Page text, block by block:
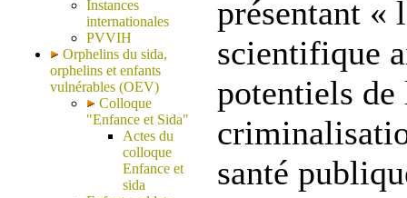
Instances
internationales
PVVIH
Orphelins du sida,
orphelins et enfants
vulnérables (OEV)
Colloque
"Enfance et Sida"
Actes du
colloque
Enfance et
sida
présentant «
scientifique
potentiels
santé